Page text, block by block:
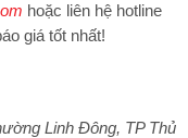
hoặc liên hệ hotline
giá tốt nhất!
Linh Đông, TP Thủ